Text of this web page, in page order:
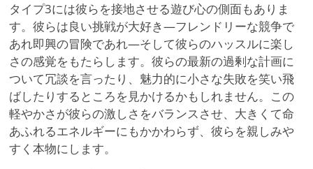
タイプ3には彼らを接地させる遊び心の側面もありま
す。彼らは良い挑戦が大好き—フレンドリーな競争で
あれ即興の冒険であれ—そして彼らのハッスルに楽し
さの感覚をもたらします。彼らの最新の過剰な計画に
ついて冗談を言ったり、魅力的に小さな失敗を笑い飛
ばしたりするところを見かけるかもしれません。この
軽やかさが彼らの激しさをバランスさせ、大きくて命
あふれるエネルギーにもかかわらず、彼らを親しみや
すく本物にします。